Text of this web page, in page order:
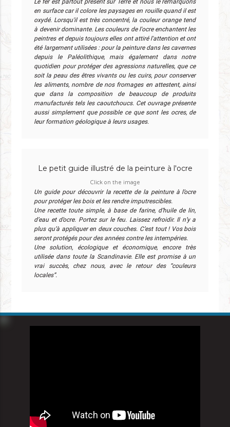
en surface car il colore les paysages en rouille quand il est
oxydé. Lorsqu'il est très concentré, la couleur orange tend
à devenir dominante. Les couleurs de l'ocre enchantent les
peintres et depuis toujours elles ont attiré l'attention et ont
été largement utilisées : pour la peinture dans les cavernes
depuis le Paléolithique, mais également dans notre
quotidien pour protéger des agressions naturelles, que ce
soit la peau des êtres vivants ou les cuirs, pour conserver
les aliments, nombre de nos fromages en attestent, ainsi
que dans la composition de beaucoup de produits
manufacturés tels les caoutchoucs. Cet ouvrage présente
aussi simplement que possible ce que sont les ocres, de
leur formation géologique à leurs usages.
Le petit guide illustré de la peinture à l'ocre
Click on the image
Un guide pour découvrir la recette de la peinture à l’ocre
pour protéger les bois et les rendre imputrescibles.
Une recette toute simple, à base de farine, d’huile de lin,
d’eau et d’ocre. Portez sur le feu. Laissez refroidir. Il n’y a
plus qu’à appliquer en deux couches. C’est tout ! Vos bois
seront protégés pour des années contre les intempéries.
Une solution, écologique et économique, encore très
utilisée dans toute la Scandinavie. Elle est promise à un
vrai succès, chez nous, avec le retour des “couleurs
locales”.